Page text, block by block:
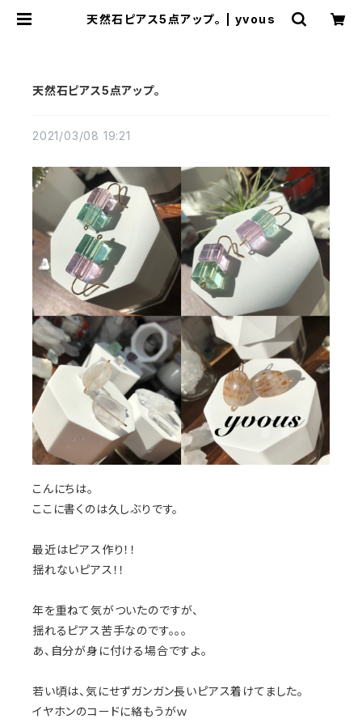
天然石ピアス5点アップ。 | yvous
天然石ピアス5点アップ。
2021/03/08 19:21
こんにちは。
ここに書くのは久しぶりです。
最近はピアス作り！！
揺れないピアス！！
年を重ねて気がついたのですが、
揺れるピアス苦手なのです。。。
あ、自分が身に付ける場合ですよ。
若い頃は、気にせずガンガン長いピアス着けてました。
イヤホンのコードに絡もうがｗ